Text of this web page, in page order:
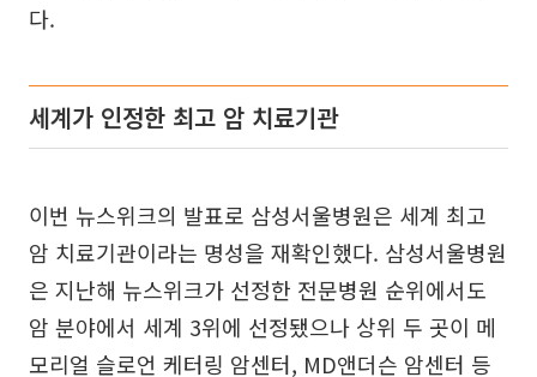
다.
세계가 인정한 최고 암 치료기관
이번 뉴스위크의 발표로 삼성서울병원은 세계 최고
암 치료기관이라는 명성을 재확인했다. 삼성서울병원
은 지난해 뉴스위크가 선정한 전문병원 순위에서도
암 분야에서 세계 3위에 선정됐으나 상위 두 곳이 메
모리얼 슬로언 케터링 암센터, MD앤더슨 암센터 등